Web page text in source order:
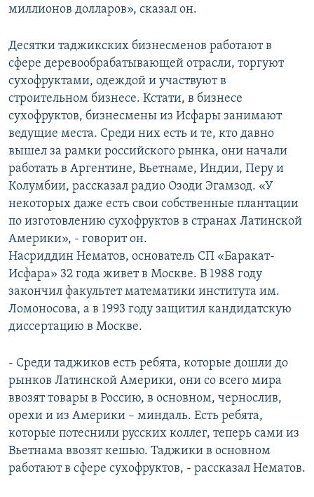
миллионов долларов», сказал он.
Десятки таджикских бизнесменов работают в
сфере деревообрабатывающей отрасли, торгуют
сухофруктами, одеждой и участвуют в
строительном бизнесе. Кстати, в бизнесе
сухофруктов, бизнесмены из Исфары занимают
ведущие места. Среди них есть и те, кто давно
вышел за рамки российского рынка, они начали
работать в Аргентине, Вьетнаме, Индии, Перу и
Колумбии, рассказал радио Озоди Эгамзод. «У
некоторых даже есть свои собственные плантации
по изготовлению сухофруктов в странах Латинской
Америки», - говорит он.
Насриддин Нематов, основатель СП «Баракат-
Исфара» 32 года живет в Москве. В 1988 году
закончил факультет математики института им.
Ломоносова, а в 1993 году защитил кандидатскую
диссертацию в Москве.
- Среди таджиков есть ребята, которые дошли до
рынков Латинской Америки, они со всего мира
ввозят товары в Россию, в основном, чернослив,
орехи и из Америки – миндаль. Есть ребята,
которые потеснили русских коллег, теперь сами из
Вьетнама ввозят кешью. Таджики в основном
работают в сфере сухофруктов, - рассказал Нематов.